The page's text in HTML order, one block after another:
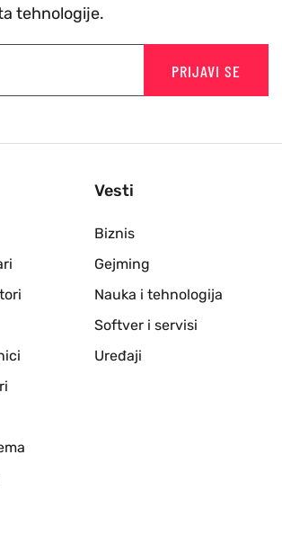
tehnologije.
PRIJAVI SE
Vesti
Biznis
Gejming
Nauka i tehnologija
Softver i servisi
Uređaji